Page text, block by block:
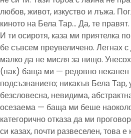
любов, живот, изкуство и лъжа.
киното на Бела Тар… Да, те правят.
И ти осиротя, каза ми приятелка
бе съвсем преувеличено. Легнах с
малко да не мисля за нищо.
(пак) баща ми — редовно неканен
подсъзнанието; никакъв Бела
безсловесна, невидима,
осезаема — баща ми беше
категорично отказа да ми
си казах, почти развеселен, това